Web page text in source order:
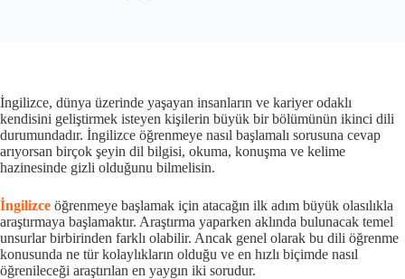
İngilizce, dünya üzerinde yaşayan insanların ve kariyer odaklı
kendisini geliştirmek isteyen kişilerin büyük bir bölümünün ikinci dili
durumundadır. İngilizce öğrenmeye nasıl başlamalı sorusuna cevap
arıyorsan birçok şeyin dil bilgisi, okuma, konuşma ve kelime
hazinesinde gizli olduğunu bilmelisin.
İngilizce öğrenmeye başlamak için atacağın ilk adım büyük olasılıkla
araştırmaya başlamaktır. Araştırma yaparken aklında bulunacak temel
unsurlar birbirinden farklı olabilir. Ancak genel olarak bu dili öğrenme
konusunda ne tür kolaylıkların olduğu ve en hızlı biçimde nasıl
öğrenileceği araştırılan en yaygın iki sorudur.